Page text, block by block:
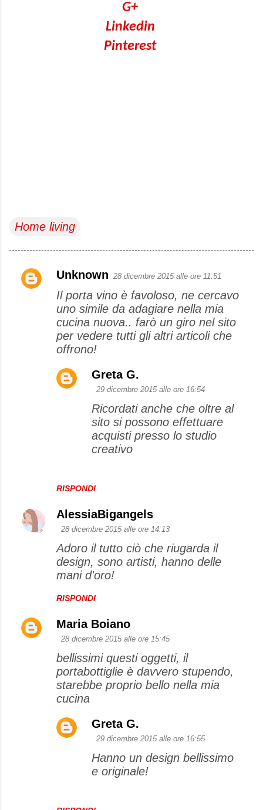
G+
Linkedin
Pinterest
Home living
C
Unknown 28 dicembre 2015 alle ore 11:51
Il porta vino è favoloso, ne cercavo
uno simile da adagiare nella mia
cucina nuova.. farò un giro nel sito
per vedere tutti gli altri articoli che
offrono!
RISPONDI
Greta G.
29 dicembre 2015 alle ore 16:54
Ricordati anche che oltre al
sito si possono effettuare
acquisti presso lo studio
creativo
AlessiaBigangels
28 dicembre 2015 alle ore 14:13
Adoro il tutto ciò che riugarda il
design, sono artisti, hanno delle
mani d'oro!
RISPONDI
Maria Boiano
28 dicembre 2015 alle ore 15:45
bellissimi questi oggetti, il
portabottiglie è davvero stupendo,
starebbe proprio bello nella mia
cucina
Greta G.
29 dicembre 2015 alle ore 16:55
Hanno un design bellissimo
e originale!